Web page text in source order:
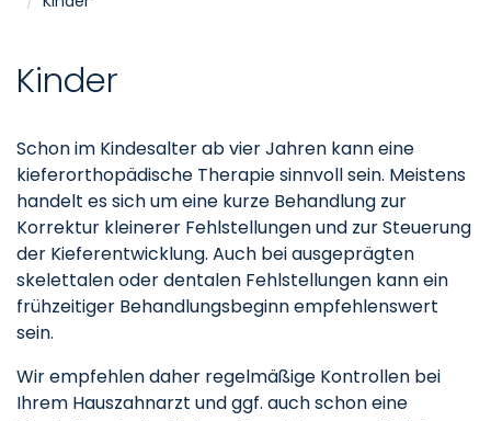
Kinder
Schon im Kindesalter ab vier Jahren kann eine
kieferorthopädische Therapie sinnvoll sein. Meistens
handelt es sich um eine kurze Behandlung zur
Korrektur kleinerer Fehlstellungen und zur Steuerung
der Kieferentwicklung. Auch bei ausgeprägten
skelettalen oder dentalen Fehlstellungen kann ein
frühzeitiger Behandlungsbeginn empfehlenswert
sein.
Wir empfehlen daher regelmäßige Kontrollen bei
Ihrem Hauszahnarzt und ggf. auch schon eine